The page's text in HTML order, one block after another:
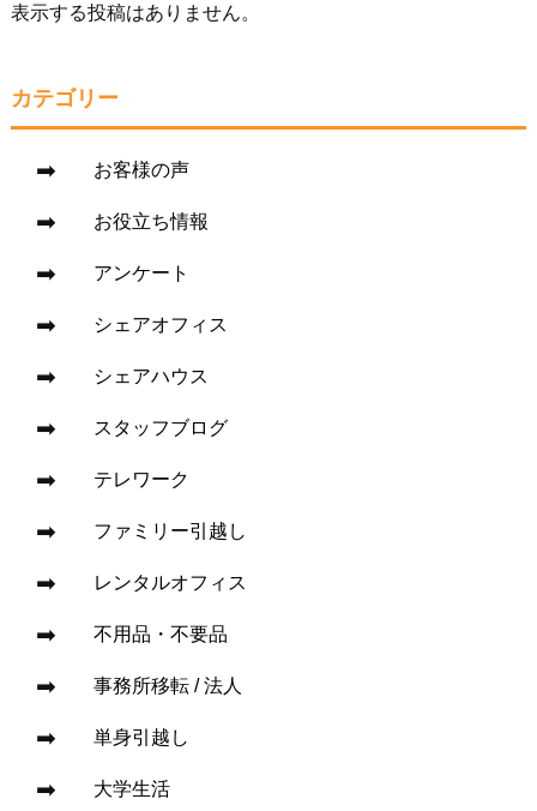
表示する投稿はありません。
カテゴリー
お客様の声
お役立ち情報
アンケート
シェアオフィス
シェアハウス
スタッフブログ
テレワーク
ファミリー引越し
レンタルオフィス
不用品・不要品
事務所移転 / 法人
単身引越し
大学生活